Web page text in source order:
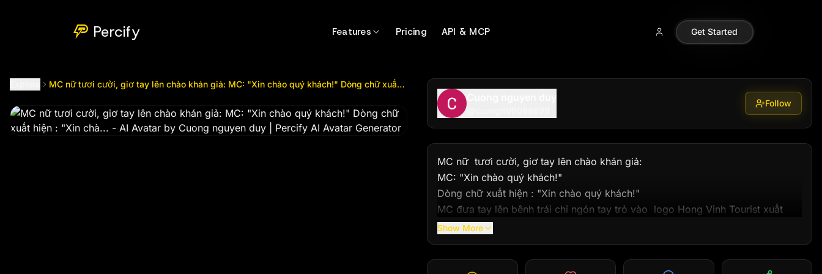
Percify Features Pricing API & MCP Get Started
MC nữ tươi cười, giơ tay lên chào khán giả: MC: "Xin chào quý khách!" Dòng chữ xuất hiện : "Xin chà...
Follow
MC nữ  tươi cười, giơ tay lên chào khán giả:
MC: "Xin chào quý khách!"
Dòng chữ xuất hiện : "Xin chào quý khách!"
MC đưa tay lên bênh trái chỉ ngón tay trỏ vào  logo Hong Vinh Tourist xuất
hiện trên màn hình:
MC: "Bạn đang muốn đi du lịch nước ngoài nhưng còn băn khoăn về thủ tục
visa?" sau đó MC giơ ngón tay trỏ trái chỉ vào dòng chữ chạy từ trái qua phải
Show More